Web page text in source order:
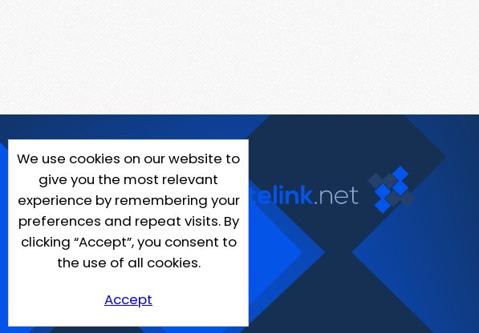
We use cookies on our website to
give you the most relevant
experience by remembering your
preferences and repeat visits. By
clicking “Accept”, you consent to
the use of all cookies.
Accept